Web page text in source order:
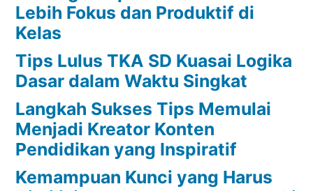
Lebih Fokus dan Produktif di
Kelas
Tips Lulus TKA SD Kuasai Logika
Dasar dalam Waktu Singkat
Langkah Sukses Tips Memulai
Menjadi Kreator Konten
Pendidikan yang Inspiratif
Kemampuan Kunci yang Harus